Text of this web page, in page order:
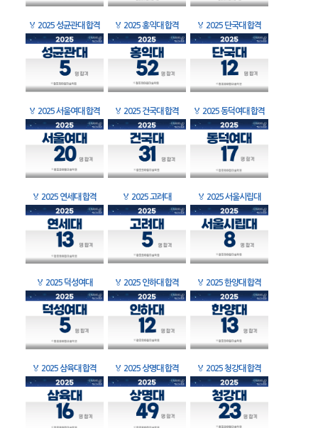
🏅 2025 성균관대 합격 🏅 2025 홍익대 합격 🏅 2025 단국대 합격
🏅 2025 서울여대 합격 🏅 2025 건국대 합격 🏅 2025 동덕여대 합격
🏅 2025 연세대 합격 🏅 2025 고려대 🏅 2025 서울시립대
🏅 2025 덕성여대 🏅 2025 인하대 합격 🏅 2025 한양대 합격
🏅 2025 삼육대 합격 🏅 2025 상명대 합격 🏅 2025 청강대 합격